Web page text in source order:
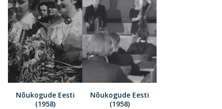
Nõukogude Eesti
(1958)
Nõukogude Eesti
(1958)